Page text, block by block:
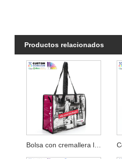
Productos relacionados
Bolsa con cremallera laminada tejida PP magenta